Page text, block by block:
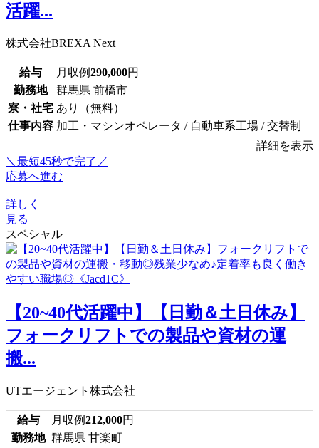
活躍...
株式会社BREXA Next
給与 月収例290,000円
勤務地
群馬県 前橋市
寮・社宅 あり（無料）
仕事内容 加工・マシンオペレータ / 自動車系工場 / 交替制
詳細を表示
＼最短45秒で完了／
応募へ進む
詳しく
見る
スペシャル
【20~40代活躍中】【日勤＆土日休み】
フォークリフトでの製品や資材の運
搬...
UTエージェント株式会社
給与 月収例212,000円
勤務地 群馬県 甘楽町